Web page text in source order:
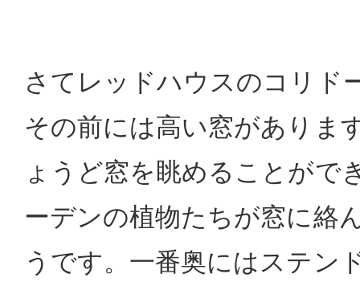
さてレッドハウスのコリド
その前には高い窓がありま
ょうど窓を眺めることがで
ーデンの植物たちが窓に絡
うです。一番奥にはステン